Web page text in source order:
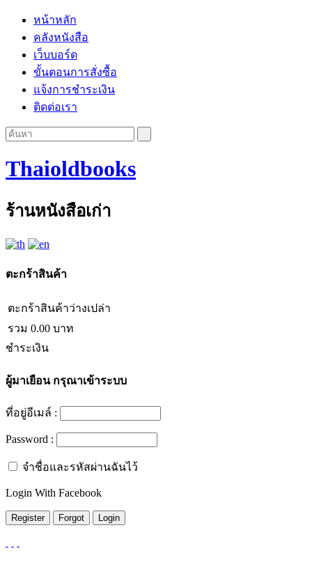
หน้าหลัก
คลังหนังสือ
เว็บบอร์ด
ขั้นตอนการสั่งซื้อ
แจ้งการชำระเงิน
ติดต่อเรา
Thaioldbooks
ร้านหนังสือเก่า
ตะกร้าสินค้า
ตะกร้าสินค้าว่างเปล่า
รวม 0.00 บาท
ชำระเงิน
ผู้มาเยือนกรุณาเข้าระบบ
ที่อยู่อีเมล์ :
Password :
จำชื่อและรหัสผ่านฉันไว้
Login With Facebook